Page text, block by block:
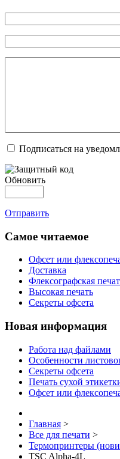
Подписаться на
Обновить
Отправить
Самое читаемое
Офсет или
Доставка
Флексографская
Высокая печать
Секреты офсета
Новая информация
Работа над файлами
Особенности
Секреты офсета
Печать сухой
Офсет или
Главная >
Все для печати >
Термопринтеры
TSC Alpha-4L